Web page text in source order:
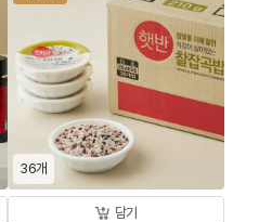
36개
담기